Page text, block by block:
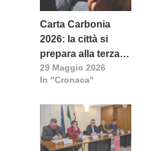
Carta Carbonia
2026: la città si
prepara alla terza
edizione del festival
letterario
29 Maggio 2026
In "Cronaca"